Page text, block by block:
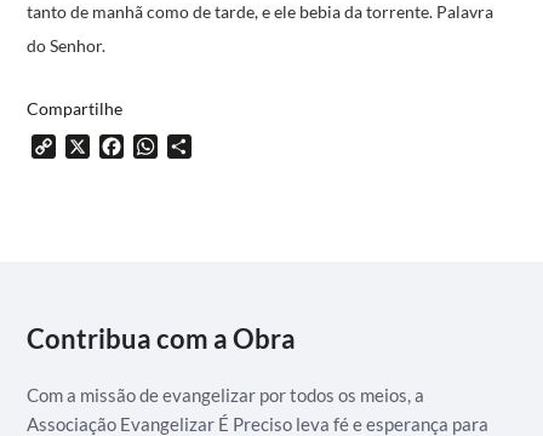
tanto de manhã como de tarde,e ele bebia da torrente. Palavra
do Senhor.
Compartilhe
Copy X FacebookWhatsApp
Contribua com a Obra
Com a missão de evangelizar por todos os meios, a
Associação Evangelizar É Preciso leva fé e esperança para